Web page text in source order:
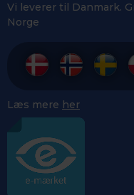
Vi leverer til Danmark.
Norge
Læs mere her